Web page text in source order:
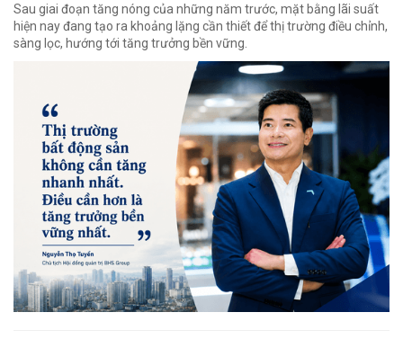
Sau giai đoạn tăng nóng của những năm trước, mặt bằng lãi suất
hiện nay đang tạo ra khoảng lặng cần thiết để thị trường điều chỉnh,
sàng lọc, hướng tới tăng trưởng bền vững.